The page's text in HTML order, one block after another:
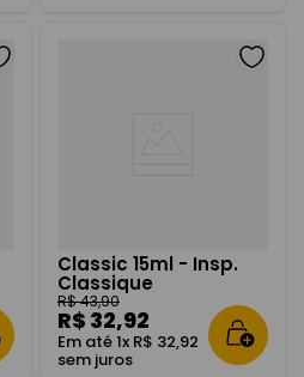
Classic 15ml - Insp.
Classique
R$43,90
R$ 32,92
Em até1x R$ 32,92
sem juros